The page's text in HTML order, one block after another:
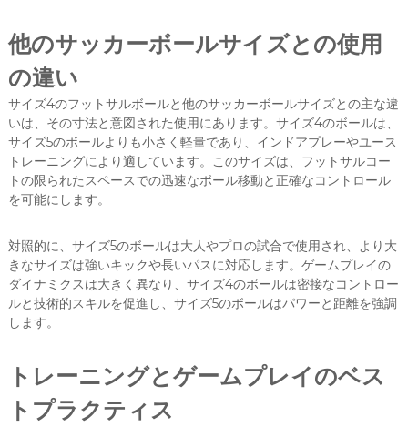
他のサッカーボールサイズとの使用
の違い
サイズ4のフットサルボールと他のサッカーボールサイズとの主な違
いは、その寸法と意図された使用にあります。サイズ4のボールは、
サイズ5のボールよりも小さく軽量であり、インドアプレーやユース
トレーニングにより適しています。このサイズは、フットサルコー
トの限られたスペースでの迅速なボール移動と正確なコントロール
を可能にします。
対照的に、サイズ5のボールは大人やプロの試合で使用され、より大
きなサイズは強いキックや長いパスに対応します。ゲームプレイの
ダイナミクスは大きく異なり、サイズ4のボールは密接なコントロー
ルと技術的スキルを促進し、サイズ5のボールはパワーと距離を強調
します。
トレーニングとゲームプレイのベス
トプラクティス